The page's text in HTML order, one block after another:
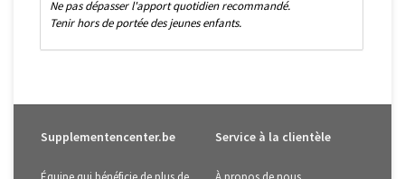
Ne pas dépasser l'apport quotidien recommandé.
Tenir hors de portée des jeunes enfants.
Supplementencenter.be Service à la clientèle